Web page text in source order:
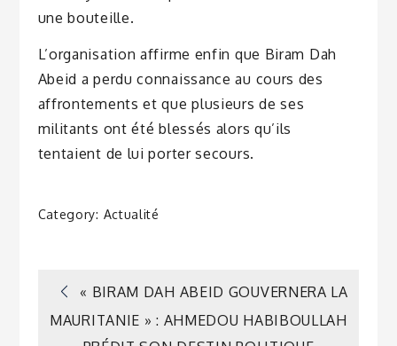
une bouteille.
L’organisation affirme enfin que Biram Dah
Abeid a perdu connaissance au cours des
affrontements et que plusieurs de ses
militants ont été blessés alors qu’ils
tentaient de lui porter secours.
Category: Actualité
Navigation
« BIRAM DAH ABEID GOUVERNERA LA
MAURITANIE » : AHMEDOU HABIBOULLAH